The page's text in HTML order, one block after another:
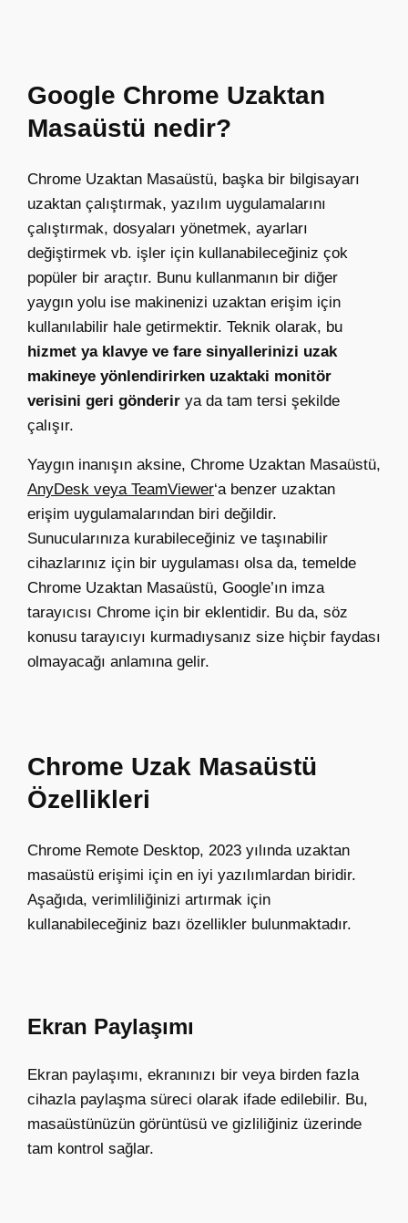
Google Chrome Uzaktan
Masaüstü nedir?
Chrome Uzaktan Masaüstü, başka bir bilgisayarı
uzaktan çalıştırmak, yazılım uygulamalarını
çalıştırmak, dosyaları yönetmek, ayarları
değiştirmek vb. işler için kullanabileceğiniz çok
popüler bir araçtır. Bunu kullanmanın bir diğer
yaygın yolu ise makinenizi uzaktan erişim için
kullanılabilir hale getirmektir. Teknik olarak, bu
hizmet ya klavye ve fare sinyallerinizi uzak
makineye yönlendirirken uzaktaki monitör
verisini geri gönderir ya da tam tersi şekilde
çalışır.
Yaygın inanışın aksine, Chrome Uzaktan Masaüstü,
AnyDesk veya TeamViewer‘a benzer uzaktan
erişim uygulamalarından biri değildir.
Sunucularınıza kurabileceğiniz ve taşınabilir
cihazlarınız için bir uygulaması olsa da, temelde
Chrome Uzaktan Masaüstü, Google’ın imza
tarayıcısı Chrome için bir eklentidir. Bu da, söz
konusu tarayıcıyı kurmadıysanız size hiçbir faydası
olmayacağı anlamına gelir.
Chrome Uzak Masaüstü
Özellikleri
Chrome Remote Desktop, 2023 yılında uzaktan
masaüstü erişimi için en iyi yazılımlardan biridir.
Aşağıda, verimliliğinizi artırmak için
kullanabileceğiniz bazı özellikler bulunmaktadır.
Ekran Paylaşımı
Ekran paylaşımı, ekranınızı bir veya birden fazla
cihazla paylaşma süreci olarak ifade edilebilir. Bu,
masaüstünüzün görüntüsü ve gizliliğiniz üzerinde
tam kontrol sağlar.